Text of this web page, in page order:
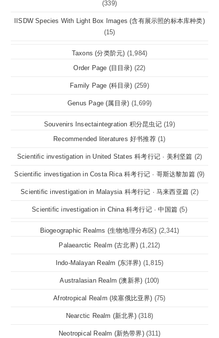
(339)
IISDW Species With Light Box Images (含有展示照的标本库种类)
(15)
Taxons (分类阶元) (1,984)
Order Page (目目录) (22)
Family Page (科目录) (259)
Genus Page (属目录) (1,699)
Souvenirs Insectaintegration 积分昆虫记 (19)
Recommended literatures 好书推荐 (1)
Scientific investigation in United States 科考行记 · 美利坚篇 (2)
Scientific investigation in Costa Rica 科考行记 · 哥斯达黎加篇 (9)
Scientific investigation in Malaysia 科考行记 · 马来西亚篇 (2)
Scientific investigation in China 科考行记 · 中国篇 (5)
Biogeographic Realms (生物地理分布区) (2,341)
Palaearctic Realm (古北界) (1,212)
Indo-Malayan Realm (东洋界) (1,815)
Australasian Realm (澳新界) (100)
Afrotropical Realm (埃塞俄比亚界) (75)
Nearctic Realm (新北界) (318)
Neotropical Realm (新热带界) (311)